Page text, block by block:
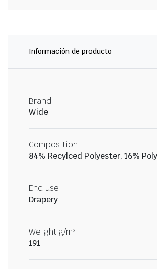
Información de producto
Brand
Wide
Composition
84% Recylced Polyester, 16%
End use
Drapery
Weight g/m²
191